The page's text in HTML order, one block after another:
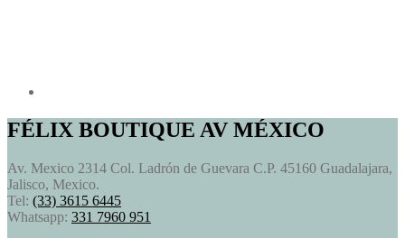
FÉLIX BOUTIQUE AV MÉXICO
Av. Mexico 2314 Col. Ladrón de Guevara C.P. 45160 Guadalajara,
Jalisco, Mexico.
Tel: (33) 3615 6445
Whatsapp: 331 7960 951